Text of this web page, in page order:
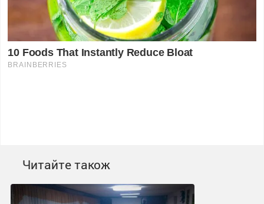
Читайте також